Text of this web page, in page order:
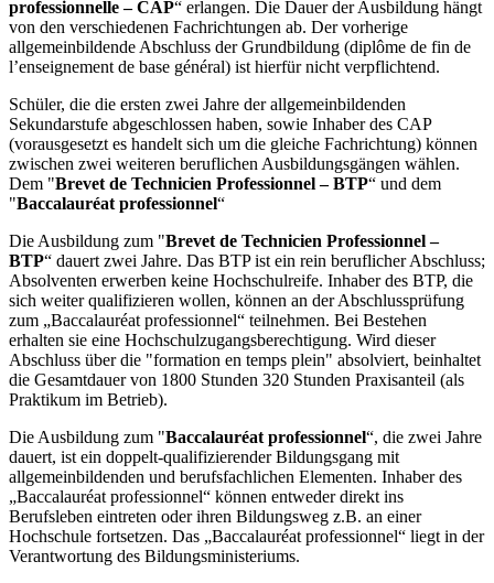
professionnelle – CAP“ erlangen. Die Dauer der Ausbildung hängt
von den verschiedenen Fachrichtungen ab. Der vorherige
allgemeinbildende Abschluss der Grundbildung (diplôme de fin de
l’enseignement de base général) ist hierfür nicht verpflichtend.
Schüler, die die ersten zwei Jahre der allgemeinbildenden
Sekundarstufe abgeschlossen haben, sowie Inhaber des CAP
(vorausgesetzt es handelt sich um die gleiche Fachrichtung) können
zwischen zwei weiteren beruflichen Ausbildungsgängen wählen.
Dem "Brevet de Technicien Professionnel – BTP“ und dem
"Baccalauréat professionnel“
Die Ausbildung zum "Brevet de Technicien Professionnel –
BTP“ dauert zwei Jahre. Das BTP ist ein rein beruflicher Abschluss;
Absolventen erwerben keine Hochschulreife. Inhaber des BTP, die
sich weiter qualifizieren wollen, können an der Abschlussprüfung
zum „Baccalauréat professionnel“ teilnehmen. Bei Bestehen
erhalten sie eine Hochschulzugangsberechtigung. Wird dieser
Abschluss über die "formation en temps plein" absolviert, beinhaltet
die Gesamtdauer von 1800 Stunden 320 Stunden Praxisanteil (als
Praktikum im Betrieb).
Die Ausbildung zum "Baccalauréat professionnel“, die zwei Jahre
dauert, ist ein doppelt-qualifizierender Bildungsgang mit
allgemeinbildenden und berufsfachlichen Elementen. Inhaber des
„Baccalauréat professionnel“ können entweder direkt ins
Berufsleben eintreten oder ihren Bildungsweg z.B. an einer
Hochschule fortsetzen. Das „Baccalauréat professionnel“ liegt in der
Verantwortung des Bildungsministeriums.